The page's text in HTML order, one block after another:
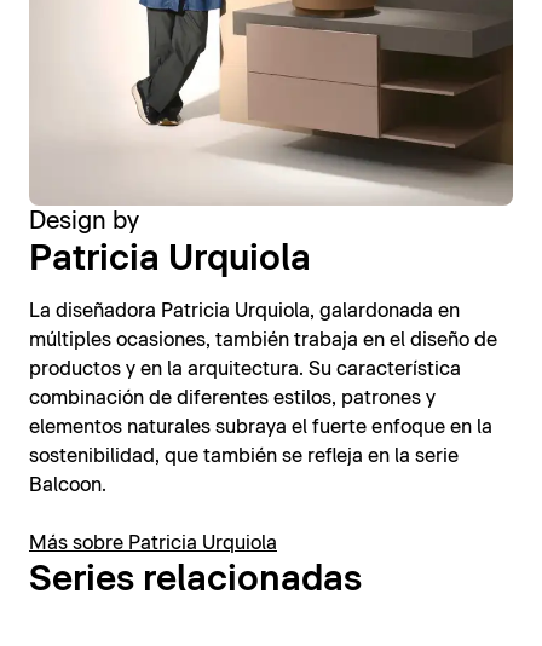
Design by
Patricia Urquiola
La diseñadora Patricia Urquiola, galardonada en
múltiples ocasiones, también trabaja en el diseño de
productos y en la arquitectura. Su característica
combinación de diferentes estilos, patrones y
elementos naturales subraya el fuerte enfoque en la
sostenibilidad, que también se refleja en la serie
Balcoon.
Más sobre Patricia Urquiola
Series relacionadas